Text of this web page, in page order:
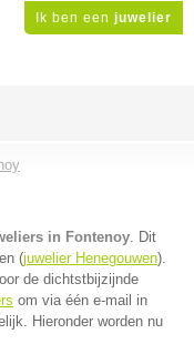
Ik ben een juwelier
in Fontenoy. Dit
(juwelier Henegouwen).
de dichtstbijzijnde
om via één e-mail in
Hieronder worden nu